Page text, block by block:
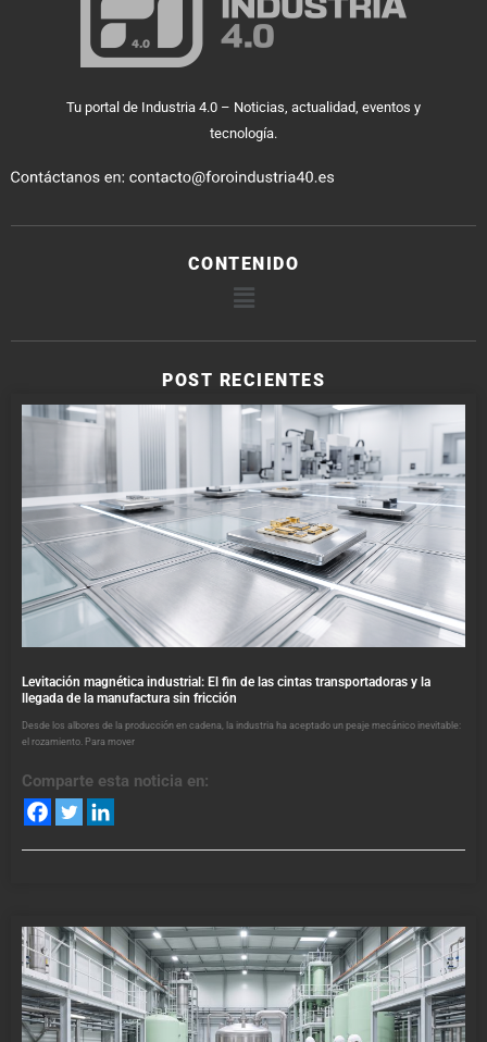
Tu portal de Industria 4.0 – Noticias, actualidad, eventos y
tecnología.
CONTENIDO
POST RECIENTES
Levitación magnética industrial: El fin de las cintas transportadoras y la
llegada de la manufactura sin fricción
Desde los albores de la producción en cadena, la industria ha aceptado un peaje mecánico inevitable:
el rozamiento. Para mover
Comparte esta noticia en: